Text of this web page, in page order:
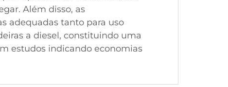
Além disso, as
adequadas tanto para uso
a diesel, constituindo uma
estudos indicando economias